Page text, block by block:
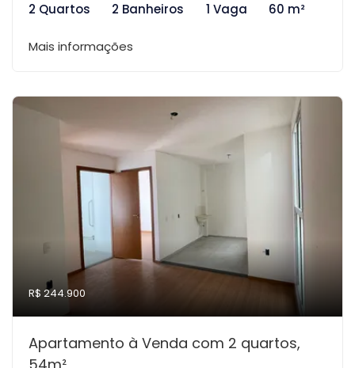
2 Quartos
2 Banheiros 1 Vaga 60 m²
Mais informações
R$ 244.900
Apartamento à Venda com 2 quartos,